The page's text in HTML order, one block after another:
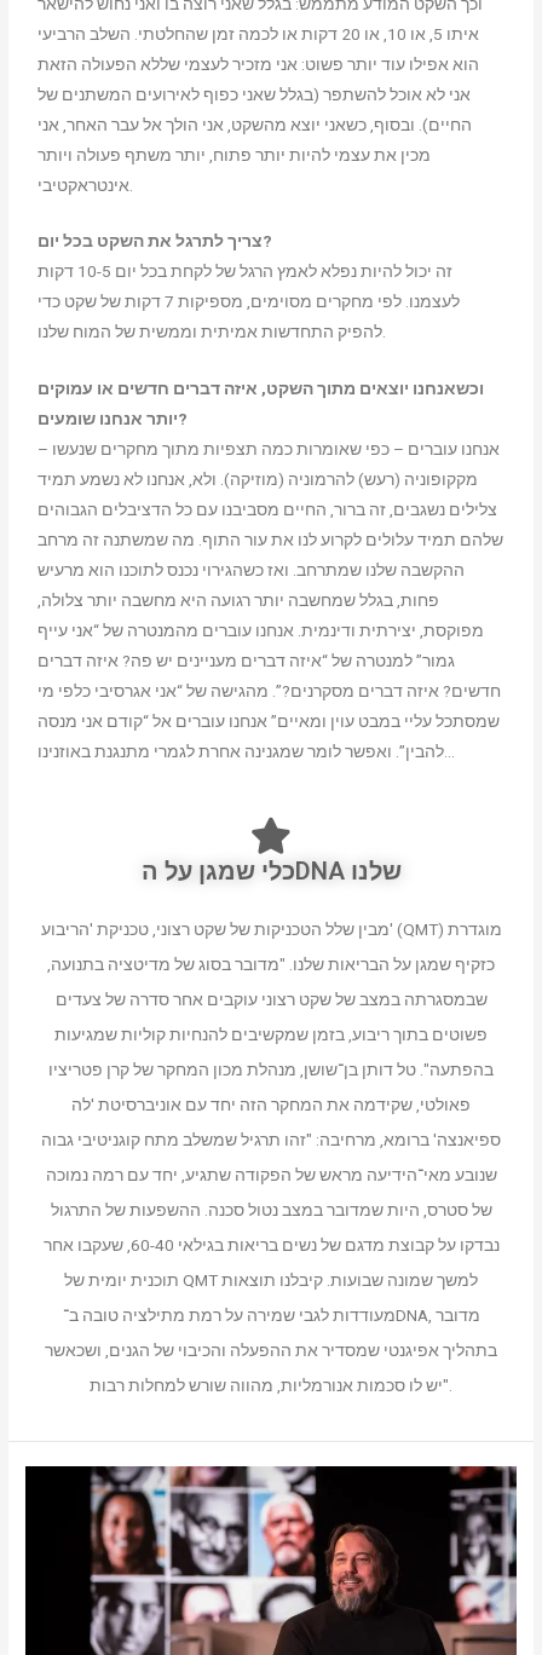
איתו 5, או 10, או 20 דקות או לכמה זמן שהחלטתי. השלב הרביעי
הוא אפילו עוד יותר פשוט: אני מזכיר לעצמי שללא הפעולה הזאת
אני לא אוכל להשתפר (בגלל שאני כפוף לאירועים המשתנים של
החיים). ובסוף, כשאני יוצא מהשקט, אני הולך אל עבר האחר, אני
מכין את עצמי להיות יותר פתוח, יותר משתף פעולה ויותר
צריך לתרגל את השקט בכל יום?
זה יכול להיות נפלא לאמץ הרגל של לקחת בכל יום 10-5 דקות
לעצמנו. לפי מחקרים מסוימים, מספיקות 7 דקות של שקט כדי
להפיק התחדשות אמיתית וממשית של המוח שלנו.
וכשאנחנו יוצאים מתוך השקט, איזה דברים חדשים או עמוקים
יותר אנחנו שומעים?
אנחנו עוברים – כפי שאומרות כמה תצפיות מתוך מחקרים שנעשו –
מקקופוניה (רעש) להרמוניה (מוזיקה). ולא, אנחנו לא נשמע תמיד
צלילים נשגבים, זה ברור, החיים מסביבנו עם כל הדציבלים הגבוהים
שלהם תמיד עלולים לקרוע לנו את עור התוף. מה שמשתנה זה מרחב
ההקשבה שלנו שמתרחב. ואז כשהגירוי נכנס לתוכנו הוא מרעיש
פחות, בגלל שמחשבה יותר רגועה היא מחשבה יותר צלולה,
מפוקסת, יצירתית ודינמית. אנחנו עוברים מהמנטרה של “אני עייף
גמור” למנטרה של “איזה דברים מעניינים יש פה? איזה דברים
חדשים? איזה דברים מסקרנים?”. מהגישה של “אני אגרסיבי כלפי מי
שמסתכל עליי במבט עוין ומאיים” אנחנו עוברים אל “קודם אני מנסה
להבין”. ואפשר לומר שמגנינה אחרת לגמרי מתנגנת באוזנינו…
כלי שמגן על הDNA שלנו
מבין שלל הטכניקות של שקט רצוני, טכניקת 'הריבוע' (QMT) מוגדרת
כזקיף שמגן על הבריאות שלנו. "מדובר בסוג של מדיטציה בתנועה,
שבמסגרתה במצב של שקט רצוני עוקבים אחר סדרה של צעדים
פשוטים בתוך ריבוע, בזמן שמקשיבים להנחיות קוליות שמגיעות
בהפתעה". טל דותן בן־שושן, מנהלת מכון המחקר של קרן פטריציו
פאולטי, שקידמה את המחקר הזה יחד עם אוניברסיטת 'לה
ספיאנצה' ברומא, מרחיבה: "זהו תרגיל שמשלב מתח קוגניטיבי גבוה
שנובע מאי־הידיעה מראש של הפקודה שתגיע, יחד עם רמה נמוכה
של סטרס, היות שמדובר במצב נטול סכנה. ההשפעות של התרגול
נבדקו על קבוצת מדגם של נשים בריאות בגילאי 60-40, שעקבו אחר
תוכנית יומית של QMT למשך שמונה שבועות. קיבלנו תוצאות
מעודדות לגבי שמירה על רמת מתילציה טובה ב־DNA, מדובר
בתהליך אפיגנטי שמסדיר את ההפעלה והכיבוי של הגנים, ושכאשר
יש לו סכמות אנורמליות, מהווה שורש למחלות רבות".